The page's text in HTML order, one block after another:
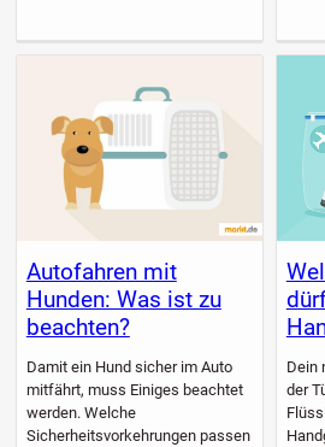
Autofahren mit
Hunden: Was ist zu
beachten?
Damit ein Hund sicher im Auto
mitfährt, muss Einiges beachtet
werden. Welche
Sicherheitsvorkehrungen passen
Dein
der